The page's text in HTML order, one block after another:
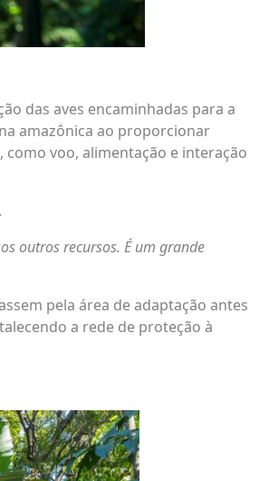
das aves encaminhadas para a
amazônica ao proporcionar
voo, alimentação e interação
outros recursos. É um grande
pela área de adaptação antes
a rede de proteção à